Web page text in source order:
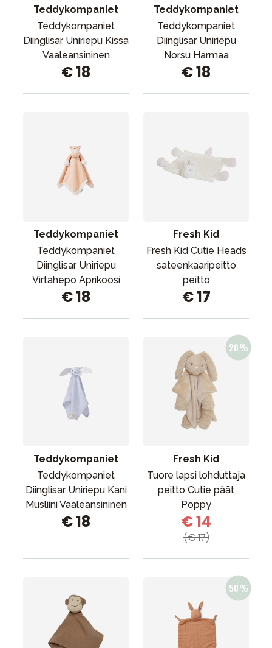
Teddykompaniet
Teddykompaniet
Diinglisar Uniriepu Kissa
Vaaleansininen
€ 18
Teddykompaniet
Teddykompaniet
Diinglisar Uniriepu
Norsu Harmaa
€ 18
Teddykompaniet
Teddykompaniet
Diinglisar Uniriepu
Virtahepo Aprikoosi
€ 18
Fresh Kid
Fresh Kid Cutie Heads
sateenkaaripeitto
peitto
€ 17
Teddykompaniet
Teddykompaniet
Diinglisar Uniriepu Kani
Musliini Vaaleansininen
€ 18
Fresh Kid
Tuore lapsi lohduttaja
peitto Cutie päät
Poppy
€ 14
(€ 17)